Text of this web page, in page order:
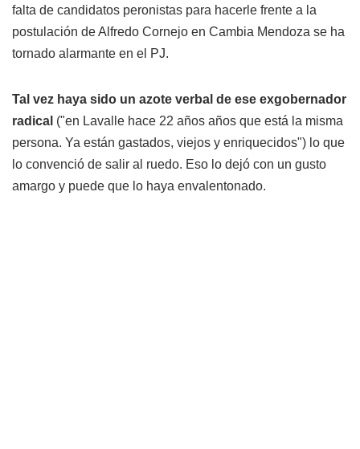
falta de candidatos peronistas para hacerle frente a la
postulación de Alfredo Cornejo en Cambia Mendoza se ha
tornado alarmante en el PJ.
Tal vez haya sido un azote verbal de ese exgobernador
radical ("en Lavalle hace 22 años años que está la misma
persona. Ya están gastados, viejos y enriquecidos") lo que
lo convenció de salir al ruedo. Eso lo dejó con un gusto
amargo y puede que lo haya envalentonado.